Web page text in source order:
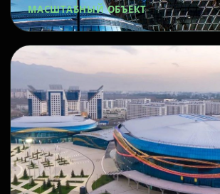
МАСШТАБНЫЙ ОБЪЕКТ